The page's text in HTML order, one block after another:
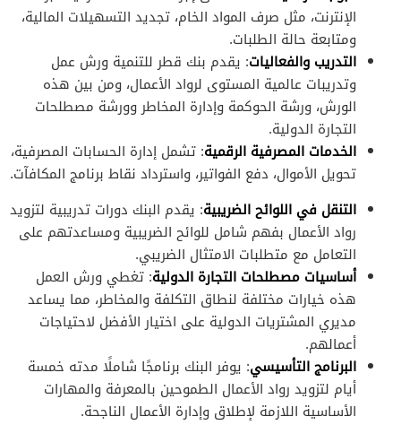
الإنترنت، مثل صرف المواد الخام، تجديد التسهيلات المالية،
ومتابعة حالة الطلبات.
التدريب والفعاليات: يقدم بنك قطر للتنمية ورش عمل
وتدريبات عالمية المستوى لرواد الأعمال، ومن بين هذه
الورش، ورشة الحوكمة وإدارة المخاطر وورشة مصطلحات
التجارة الدولية.
الخدمات المصرفية الرقمية: تشمل إدارة الحسابات المصرفية،
تحويل الأموال، دفع الفواتير، واسترداد نقاط برنامج المكافآت.
التنقل في اللوائح الضريبية: يقدم البنك دورات تدريبية لتزويد
رواد الأعمال بفهم شامل للوائح الضريبية ومساعدتهم على
التعامل مع متطلبات الامتثال الضريبي.
أساسيات مصطلحات التجارة الدولية: تغطي ورش العمل
هذه خيارات مختلفة لنطاق التكلفة والمخاطر، مما يساعد
مديري المشتريات الدولية على اختيار الأفضل لاحتياجات
أعمالهم.
البرنامج التأسيسي: يوفر البنك برنامجًا شاملًا مدته خمسة
أيام لتزويد رواد الأعمال الطموحين بالمعرفة والمهارات
الأساسية اللازمة لإطلاق وإدارة الأعمال الناجحة.